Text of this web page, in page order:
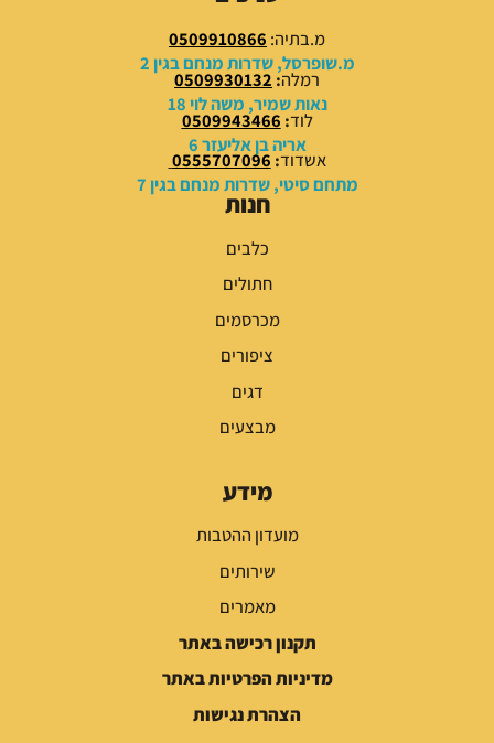
מ.בתיה: 0509910866
מ.שופרסל, שדרות מנחם בגין 2
רמלה:
0509930132
נאות שמיר, משה לוי 18
לוד:
0509943466
אריה בן אליעזר 6
אשדוד:
0555707096
מתחם סיטי, שדרות מנחם בגין 7
חנות
כלבים
חתולים
מכרסמים
ציפורים
דגים
מבצעים
מידע
מועדון ההטבות
שירותים
מאמרים
תקנון רכישה באתר
מדיניות הפרטיות באתר
הצהרת נגישות